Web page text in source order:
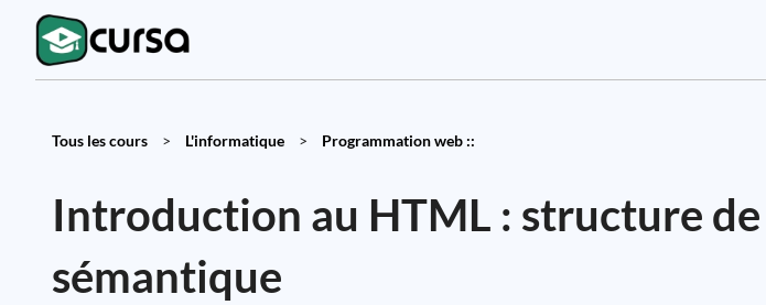
Tous les cours > L'informatique > Programmation web ::
Introduction au HTML : structure
sémantique